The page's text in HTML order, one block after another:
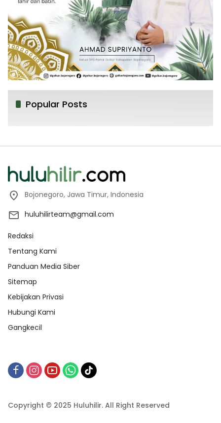
Popular Posts
Bojonegoro, Jawa Timur, Indonesia
huluhilirteam@gmail.com
Redaksi
Tentang Kami
Panduan Media Siber
Sitemap
Kebijakan Privasi
Hubungi Kami
Gangkecil
Copyright © 2025 Huluhilir. All Right Reserved